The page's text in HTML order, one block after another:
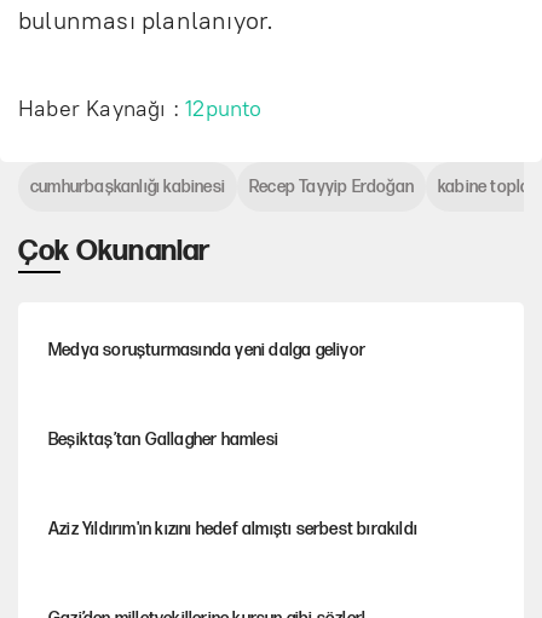
bulunması planlanıyor.
Haber Kaynağı :12punto
Çok Okunanlar
Medya soruşturmasında yeni dalga geliyor
Beşiktaş’tan Gallagher hamlesi
Aziz Yıldırım'ın kızını hedef almıştı serbest bırakıldı
cumhurbaşkanlığı kabinesi Recep Tayyip Erdoğan kabine